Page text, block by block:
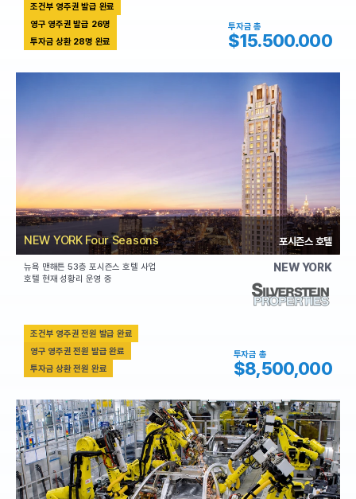
조건부 영주권 발급 완료
영구 영주권 발급 26명
투자금 상환 28명 완료
투자금 총
$15.500.000
NEW YORK Four Seasons 포시즌스 호텔
뉴욕 맨해튼 53층 포시즌스 호텔 사업
호텔 현재 성황리 운영 중
조건부 영주권 전원 발급 완료
영구 영주권 전원 발급 완료
투자금 상환 전원 완료
NEW YORK
투자금 총
$8,500,000